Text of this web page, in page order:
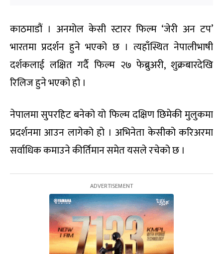
काठमाडौं । अनमोल केसी स्टारर फिल्म ‘जेरी अन टप’
भारतमा प्रदर्शन हुने भएको छ । त्यहाँस्थित नेपालीभाषी
दर्शकलाई लक्षित गर्दै फिल्म २७ फेब्रुअरी, शुक्रबारदेखि
रिलिज हुने भएको हो ।
नेपालमा सुपरहिट बनेको यो फिल्म दक्षिण छिमेकी मुलुकमा
प्रदर्शनमा आउन लागेको हो । अभिनेता केसीको करिअरमा
सर्वाधिक कमाउने कीर्तिमान समेत यसले रचेको छ ।